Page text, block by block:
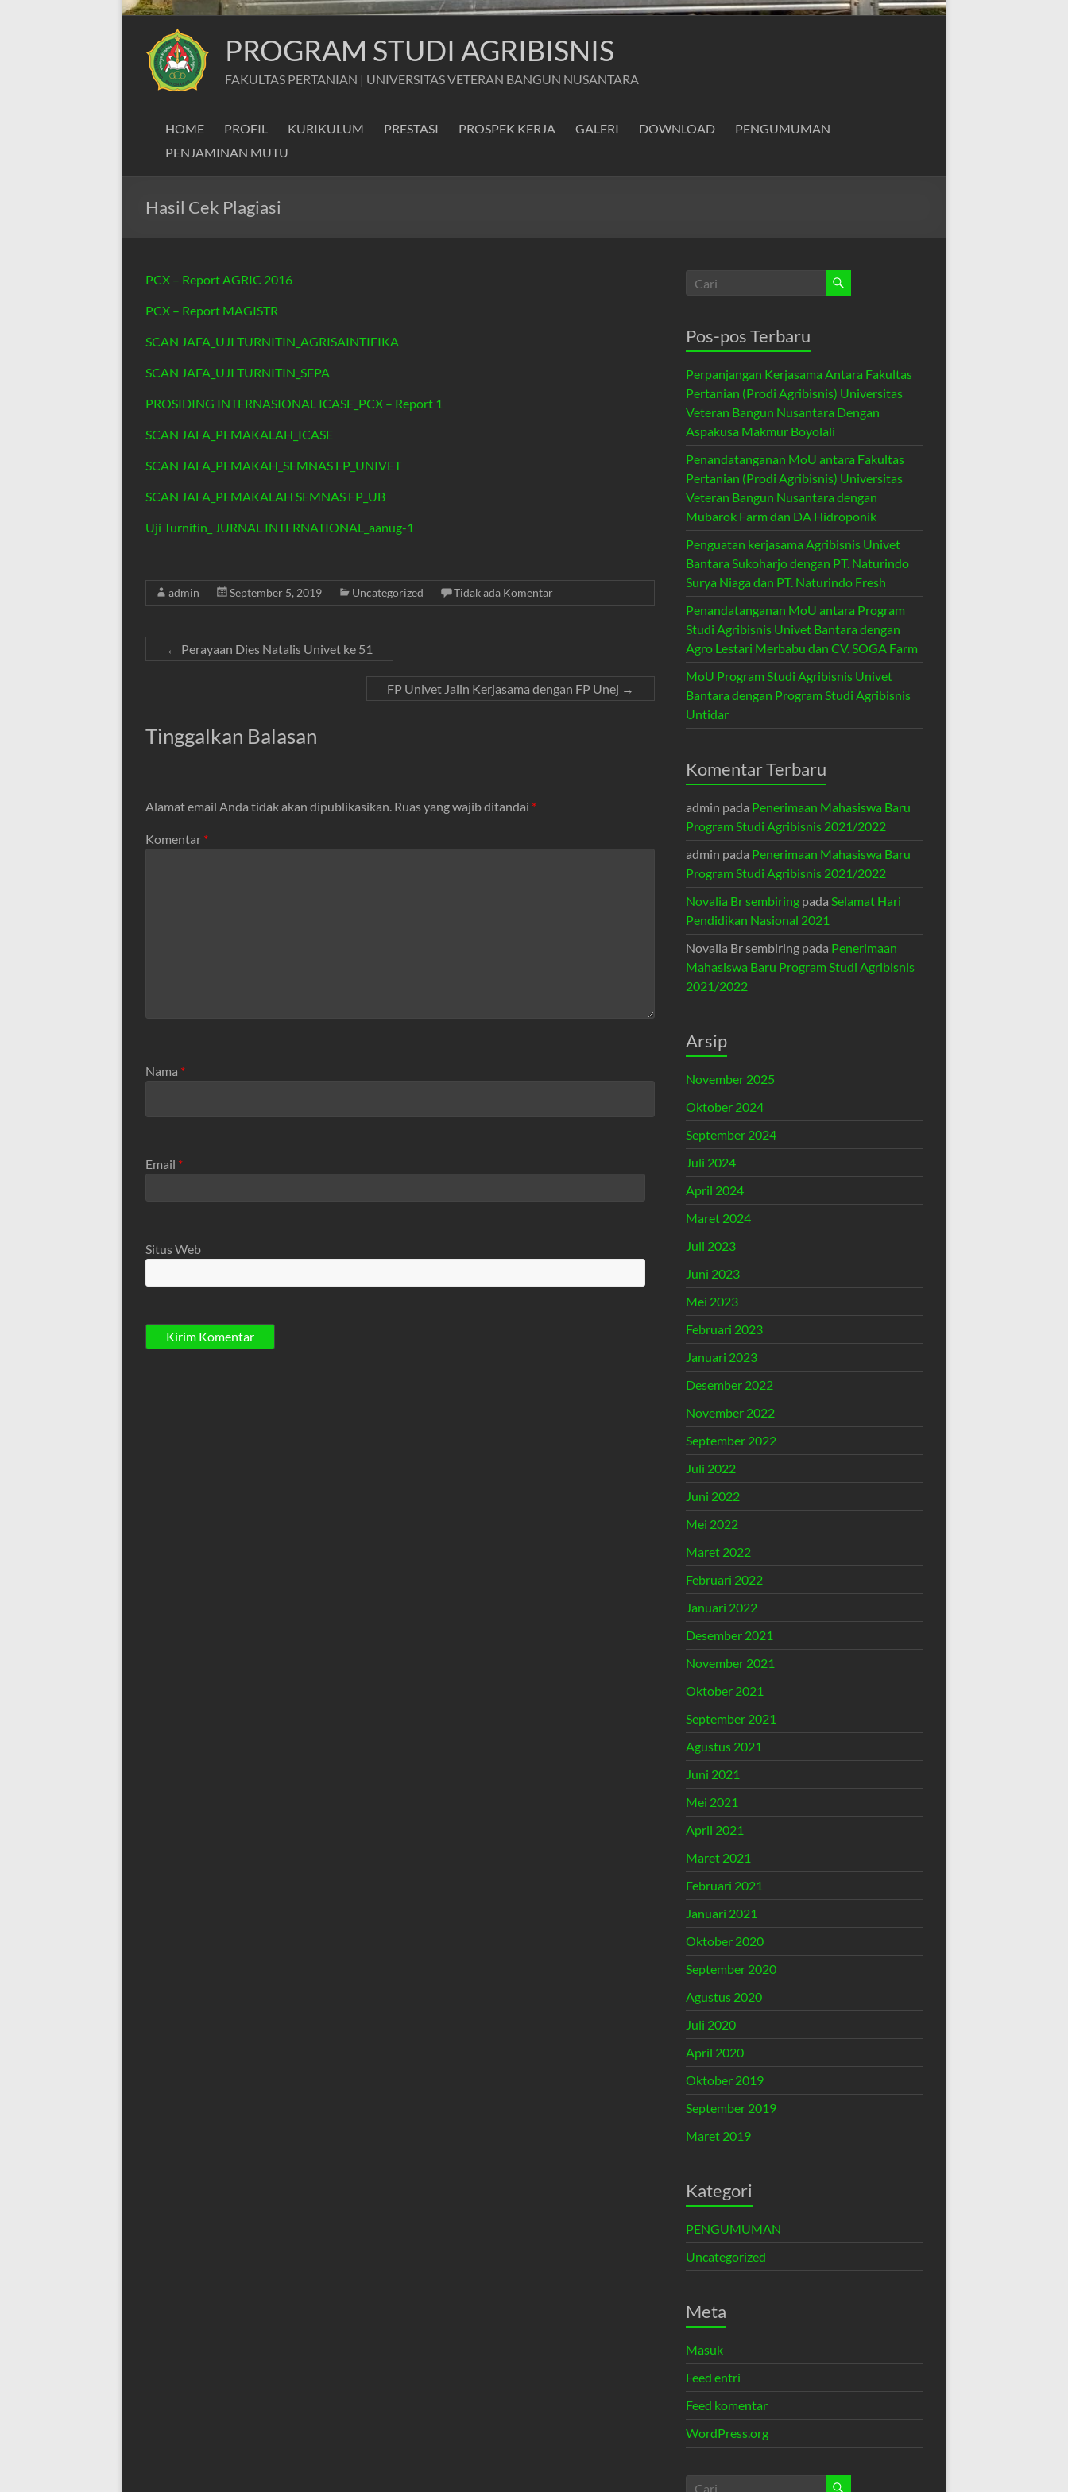
PROGRAM STUDI AGRIBISNIS
FAKULTAS PERTANIAN | UNIVERSITAS VETERAN BANGUN NUSANTARA
HOME PROFIL KURIKULUM PRESTASI PROSPEK KERJA GALERI DOWNLOAD
PENGUMUMAN
PENJAMINAN MUTU
Hasil Cek Plagiasi
PCX – Report AGRIC 2016
PCX – Report MAGISTR
SCAN JAFA_UJI TURNITIN_AGRISAINTIFIKA
SCAN JAFA_UJI TURNITIN_SEPA
PROSIDING INTERNASIONAL ICASE_PCX – Report 1
SCAN JAFA_PEMAKALAH_ICASE
SCAN JAFA_PEMAKAH_SEMNAS FP_UNIVET
SCAN JAFA_PEMAKALAH SEMNAS FP_UB
Uji Turnitin_ JURNAL INTERNATIONAL_aanug-1
admin September 5, 2019 Uncategorized Tidak ada Komentar
← Perayaan Dies Natalis Univet ke 51
FP Univet Jalin Kerjasama dengan FP Unej →
Tinggalkan Balasan
Alamat email Anda tidak akan dipublikasikan. Ruas yang wajib ditandai *
Komentar *
Nama *
Email *
Situs Web
Pos-pos Terbaru
Perpanjangan Kerjasama Antara Fakultas
Pertanian (Prodi Agribisnis) Universitas
Veteran Bangun Nusantara Dengan
Aspakusa Makmur Boyolali
Penandatanganan MoU antara Fakultas
Pertanian (Prodi Agribisnis) Universitas
Veteran Bangun Nusantara dengan
Mubarok Farm dan DA Hidroponik
Penguatan kerjasama Agribisnis Univet
Bantara Sukoharjo dengan PT. Naturindo
Surya Niaga dan PT. Naturindo Fresh
Penandatanganan MoU antara Program
Studi Agribisnis Univet Bantara dengan
Agro Lestari Merbabu dan CV. SOGA Farm
MoU Program Studi Agribisnis Univet
Bantara dengan Program Studi Agribisnis
Untidar
Komentar Terbaru
admin pada Penerimaan Mahasiswa Baru
Program Studi Agribisnis 2021/2022
admin pada Penerimaan Mahasiswa Baru
Program Studi Agribisnis 2021/2022
Novalia Br sembiringpada Selamat Hari
Pendidikan Nasional 2021
Novalia Br sembiringpada Penerimaan
Mahasiswa Baru Program Studi Agribisnis
2021/2022
Arsip
November 2025
Oktober 2024
September 2024
Juli 2024
April 2024
Maret 2024
Juli 2023
Juni 2023
Mei 2023
Februari 2023
Januari 2023
Desember 2022
November 2022
September 2022
Juli 2022
Juni 2022
Mei 2022
Maret 2022
Februari 2022
Januari 2022
Desember 2021
November 2021
Oktober 2021
September 2021
Agustus 2021
Juni 2021
Mei 2021
April 2021
Maret 2021
Februari 2021
Januari 2021
Oktober 2020
September 2020
Agustus 2020
Juli 2020
April 2020
Oktober 2019
September 2019
Maret 2019
Kategori
PENGUMUMAN
Uncategorized
Meta
Masuk
Feed entri
Feed komentar
WordPress.org